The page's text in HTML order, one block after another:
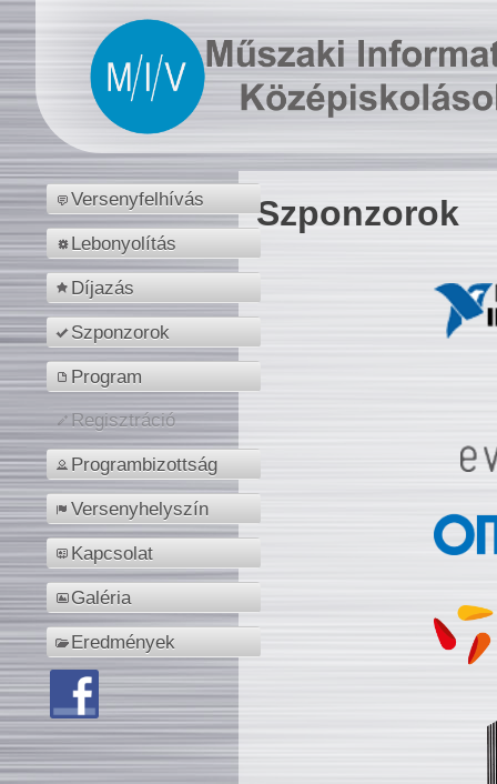
Versenyfelhívás
Lebonyolítás
Díjazás
Szponzorok
Program
Regisztráció
Programbizottság
Versenyhelyszín
Kapcsolat
Galéria
Eredmények
Szponzorok